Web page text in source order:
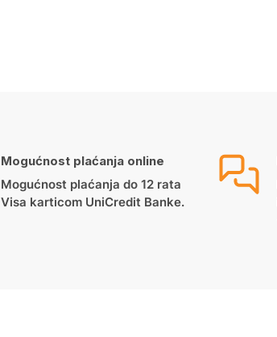
Mogućnost plaćanja online
Mogućnost plaćanja do 12 rata
Visa karticom UniCredit Banke.